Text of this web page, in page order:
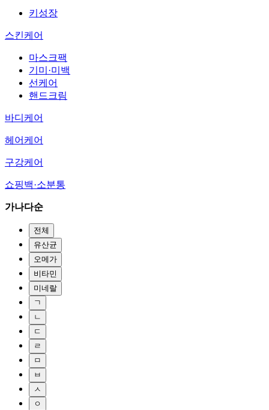
키성장
스킨케어
마스크팩
기미·미백
선케어
핸드크림
바디케어
헤어케어
구강케어
쇼핑백·소분통
가나다순
전체
유산균
오메가
비타민
미네랄
ㄱ
ㄴ
ㄷ
ㄹ
ㅁ
ㅂ
ㅅ
ㅇ